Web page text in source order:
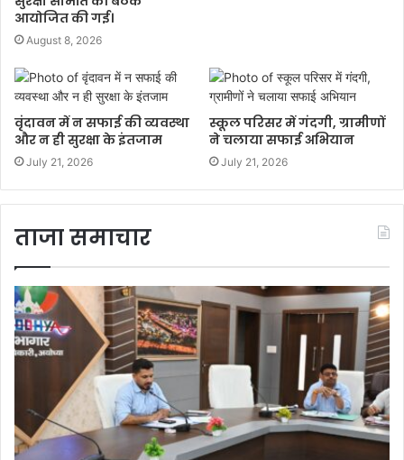
आयोजित की गई।
August 8, 2026
वृंदावन में न सफाई की व्यवस्था
और न ही सुरक्षा के इंतजाम
July 21, 2026
स्कूल परिसर में गंदगी, ग्रामीणों
ने चलाया सफाई अभियान
July 21, 2026
ताजा समाचार